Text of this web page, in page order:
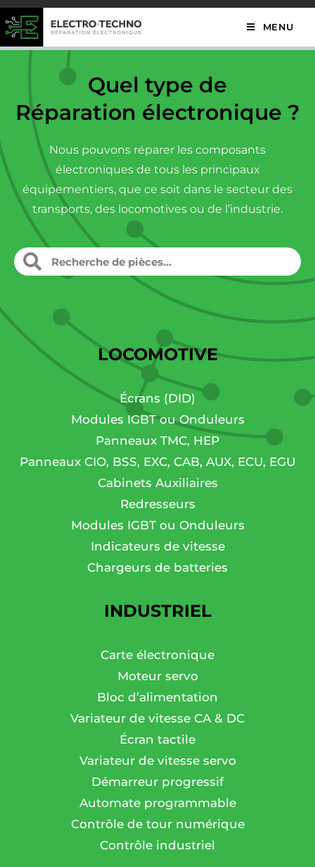
MENU
Quel type de
Réparation électronique ?
Nous pouvons réparer les composants
électroniques de tous les principaux
équipementiers, que ce soit dans le secteur des
transports, des locomotives ou de l’industrie.
LOCOMOTIVE
Écrans (DID)
Modules IGBT ou Onduleurs
Panneaux TMC, HEP
Panneaux CIO, BSS, EXC, CAB, AUX, ECU, EGU
Cabinets Auxiliaires
Redresseurs
Modules IGBT ou Onduleurs
Indicateurs de vitesse
Chargeurs de batteries
INDUSTRIEL
Carte électronique
Moteur servo
Bloc d’alimentation
Variateur de vitesse CA & DC
Écran tactile
Variateur de vitesse servo
Démarreur progressif
Automate programmable
Contrôle de tour numérique
Contrôle industriel